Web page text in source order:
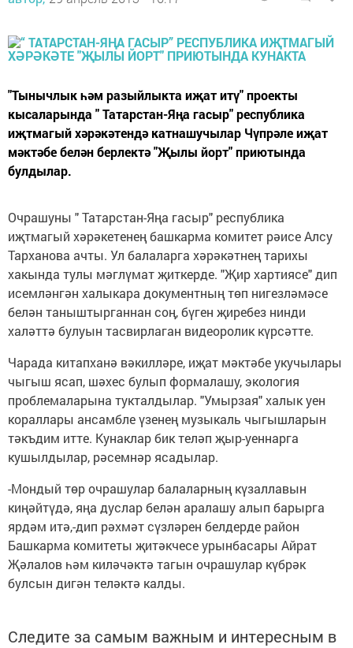
"Тынычлык һәм разыйлыкта иҗат итү" проекты
кысаларында " Татарстан-Яңа гасыр" республика
иҗтмагый хәрәкәтендә катнашучылар Чүпрәле иҗат
мәктәбе белән берлектә "Җылы йорт" приютында
булдылар.
Очрашуны " Татарстан-Яңа гасыр" республика
иҗтмагый хәрәкетенең башкарма комитет рәисе Алсу
Тарханова ачты. Ул балаларга хәрәкәтнең тарихы
хакында тулы мәглүмат җиткерде. "Җир хартиясе" дип
исемләнгән халыкара документның төп нигезләмәсе
белән таныштырганнан соң, бүген җиребез нинди
халәттә булуын тасвирлаган видеоролик күрсәтте.
Чарада китапханә вәкилләре, иҗат мәктәбе укучылары
чыгыш ясап, шәхес булып формалашу, экология
проблемаларына тукталдылар. "Умырзая" халык уен
кораллары ансамбле үзенең музыкаль чыгышларын
тәкъдим итте. Кунаклар бик теләп җыр-уеннарга
кушылдылар, рәсемнәр ясадылар.
-Мондый төр очрашулар балаларның күзаллавын
киңәйтүдә, яңа дуслар белән аралашу алып барырга
ярдәм итә,-дип рәхмәт сүзләрен белдерде район
Башкарма комитеты җитәкчесе урынбасары Айрат
Җәлалов һәм киләчәктә тагын очрашулар күбрәк
булсын дигән теләктә калды.
Следите за самым важным и интересным в